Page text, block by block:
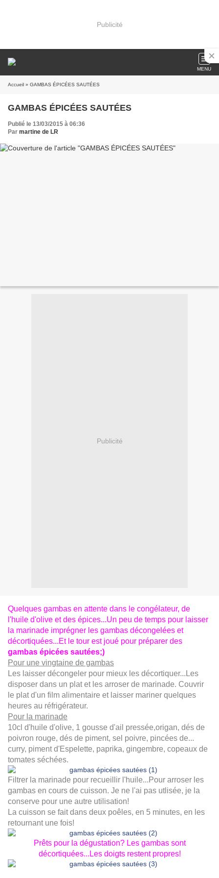
Publicité
MENU
Accueil » GAMBAS ÉPICÉES SAUTÉES
GAMBAS ÉPICÉES SAUTÉES
Publié le 13/03/2015 à 06:36
Par martine de LR
Publicité
Quelques gambas en attente dans le congélateur, de
l'huile d'olive et des épices...Un peu de temps pour laisser
la marinade imprégner les gambas décongelées et
décortiquées...Et le tour est joué pour préparer des
gambas épicées sautées;)
Pour une vingtaine de gambas
Les laisser décongeler pour mieux les décortiquer...Les
disposer dans un plat et les arroser de marinade. Couvrir
le plat d'un film alimentaire et laisser mariner quelques
heures au réfrigérateur.
Pour la marinade
10cl d'huile d'olive, 1 gousse d'ail pressée,origan, dés de
poivron rouge, dés de piment, sel poivre, pincées de...
curry, piment d'Espelette, paprika, gingembre, copeaux de
tomates séchées.
Filtrer la marinade pour recueillir l'huile...Pour arroser les
gambas en cours de cuisson. Je ne l'ai pas utlisée, je la
conserve pour une autre utilisation!
La cuisson se fait dans deux poêles, en 5 minutes, en les
retournant une fois!
Prêts pour la dégustation? Les gambas sont
décortiquées...Les doigts restent propres!